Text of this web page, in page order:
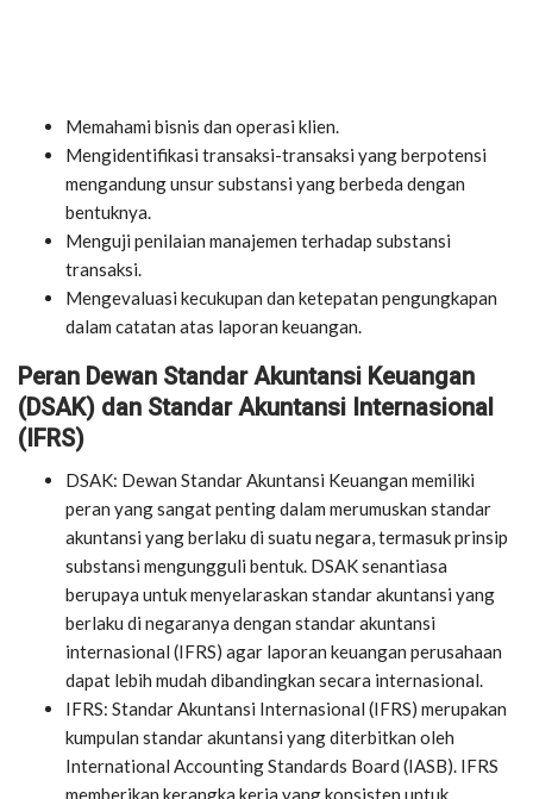
Memahami bisnis dan operasi klien.
Mengidentifikasi transaksi-transaksi yang berpotensi
mengandung unsur substansi yang berbeda dengan
bentuknya.
Menguji penilaian manajemen terhadap substansi
transaksi.
Mengevaluasi kecukupan dan ketepatan pengungkapan
dalam catatan atas laporan keuangan.
Peran Dewan Standar Akuntansi Keuangan
(DSAK) dan Standar Akuntansi Internasional
(IFRS)
DSAK: Dewan Standar Akuntansi Keuangan memiliki
peran yang sangat penting dalam merumuskan standar
akuntansi yang berlaku di suatu negara, termasuk prinsip
substansi mengungguli bentuk. DSAK senantiasa
berupaya untuk menyelaraskan standar akuntansi yang
berlaku di negaranya dengan standar akuntansi
internasional (IFRS) agar laporan keuangan perusahaan
dapat lebih mudah dibandingkan secara internasional.
IFRS: Standar Akuntansi Internasional (IFRS) merupakan
kumpulan standar akuntansi yang diterbitkan oleh
International Accounting Standards Board (IASB). IFRS
memberikan kerangka kerja yang konsisten untuk